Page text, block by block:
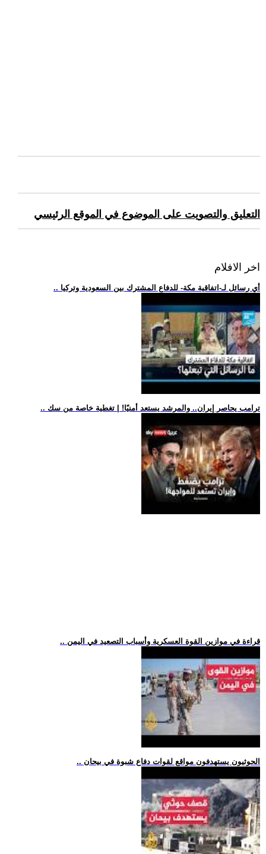
التعليق والتصويت على الموضوع في الموقع الرئيسي
اخر الافلام
.. أي رسائل لـ-اتفاقية مكة- للدفاع المشترك بين السعودية وتركيا
.. ترامب يحاصر إيران.. والمرشد يستعد أمنيًا! | تغطية خاصة من سك
.. قراءة في موازين القوة العسكرية وأسباب التصعيد في اليمن
.. الحوثيون يستهدفون مواقع لقوات دفاع شبوة في بيحان